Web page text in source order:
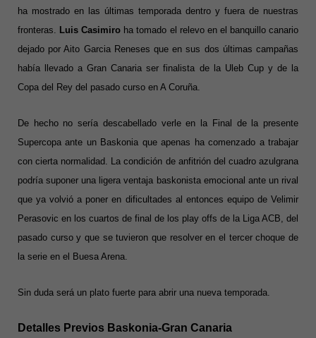
ha mostrado en las últimas temporada dentro y fuera de nuestras
fronteras.
Luis Casimiro ha tomado el relevo en el banquillo canario
dejado por Aito Garcia Reneses que en sus dos últimas campañas
había llevado a Gran Canaria ser finalista de la Uleb Cup y de la
Copa del Rey del pasado curso en A Coruña.
De hecho no sería descabellado verle en la Final de la presente
Supercopa ante un Baskonia que apenas ha comenzado a trabajar
con cierta normalidad. La condición de anfitrión del cuadro azulgrana
podría suponer una ligera ventaja baskonista emocional ante un rival
que ya volvió a poner en dificultades al entonces equipo de Velimir
Perasovic en los cuartos de final de los play offs de la Liga ACB, del
pasado curso y que se tuvieron que resolver en el tercer choque de
la serie en el Buesa Arena.
Sin duda será un plato fuerte para abrir una nueva temporada.
Detalles Previos Baskonia-Gran Canaria